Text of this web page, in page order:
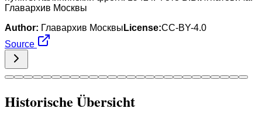
Главархив Москвы
Author: Главархив Москвы License:CC-BY-4.0
Source
Historische Übersicht